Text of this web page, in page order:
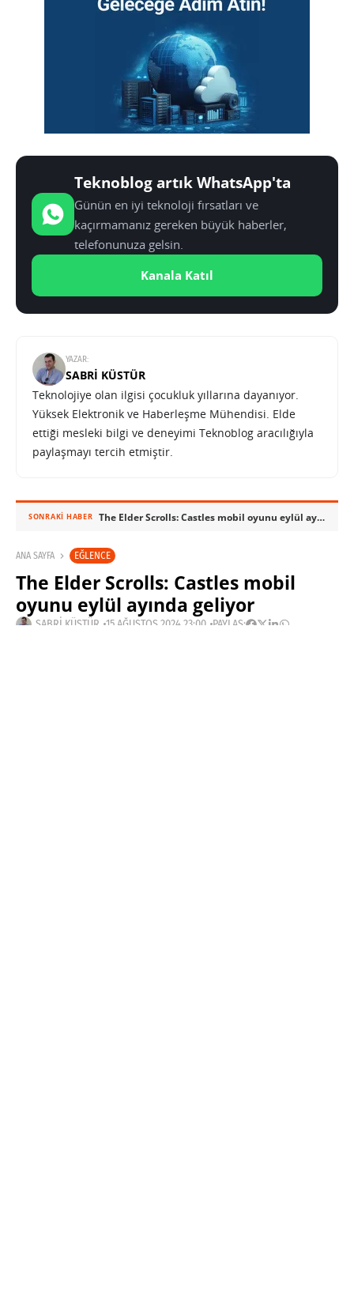
Teknoblog artık WhatsApp'ta
Günün en iyi teknoloji fırsatları ve
kaçırmamanız gereken büyük haberler,
telefonunuza gelsin.
Kanala Katıl
YAZAR:
SABRI KÜSTÜR
Teknolojiye olan ilgisi çocukluk yıllarına dayanıyor.
Yüksek Elektronik ve Haberleşme Mühendisi. Elde
ettiği mesleki bilgi ve deneyimi Teknoblog aracılığıyla
paylaşmayı tercih etmiştir.
SONRAKI HABER The Elder Scrolls: Castles mobil oyunu eylül ayında geliyor
ANA SAYFA EĞLENCE
The Elder Scrolls: Castles mobil
oyunu eylül ayında geliyor
SABRI KÜSTÜR 15 AĞUSTOS 2024 23:00 PAYLAŞ: